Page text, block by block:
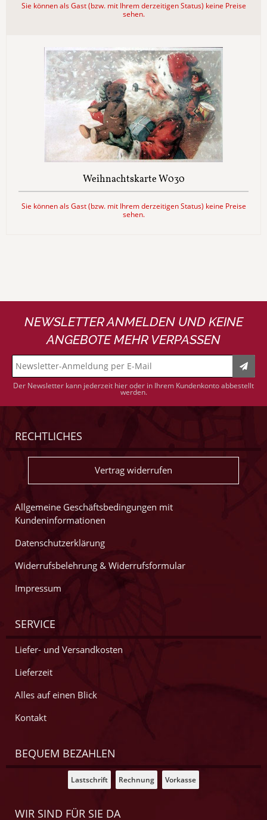
Sie können als Gast (bzw. mit Ihrem derzeitigen Status) keine Preise
sehen.
Weihnachtskarte W030
Sie können als Gast (bzw. mit Ihrem derzeitigen Status) keine Preise
sehen.
NEWSLETTER ANMELDEN UND KEINE
ANGEBOTE MEHR VERPASSEN
Der Newsletter kann jederzeit hier oder in Ihrem Kundenkonto abbestellt
werden.
RECHTLICHES
Vertrag widerrufen
Allgemeine Geschäftsbedingungen mit
Kundeninformationen
Datenschutzerklärung
Widerrufsbelehrung & Widerrufsformular
Impressum
SERVICE
Liefer- und Versandkosten
Lieferzeit
Alles auf einen Blick
Kontakt
BEQUEM BEZAHLEN
Lastschrift Rechnung Vorkasse
WIR SIND FÜR SIE DA